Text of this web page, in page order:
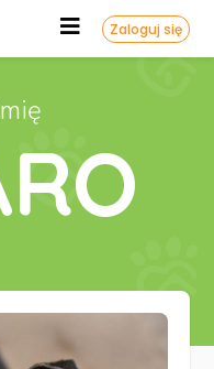
Zaloguj się